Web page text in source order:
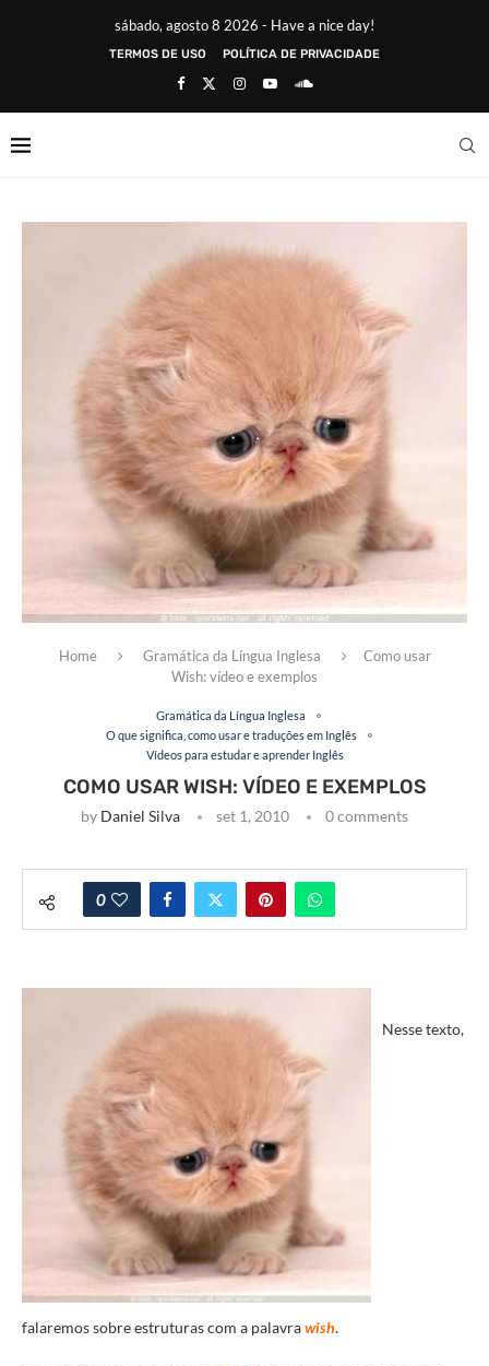
sábado, agosto 8 2026 - Have a nice day!
TERMOS DE USO POLÍTICA DE PRIVACIDADE
Home Gramática da Língua Inglesa
Como usar
Wish: vídeo e exemplos
Gramática da Língua Inglesa
O que significa, como usar e traduções em Inglês
Vídeos para estudar e aprender Inglês
COMO USAR WISH: VÍDEO E EXEMPLOS
by Daniel Silva set 1, 2010 0 comments
0
Nesse texto,
falaremos sobre estruturas com a palavrawish.